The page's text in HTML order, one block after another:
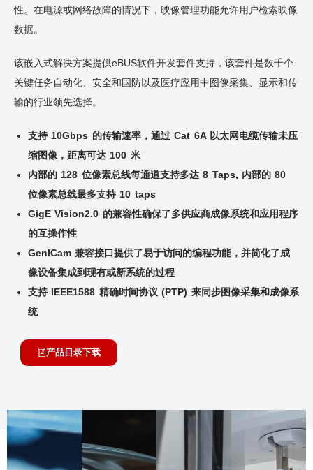
性。在电源或网络故障的情况下，映像管理功能允许用户检索映像
数据。
该嵌入式解决方案提供eBUS软件开发套件支持，该套件是数千个
关键任务自动化、安全和国防以及医疗应用中图像采集、显示和传
输的行业领先选择。
支持 10Gbps 的传输速率，通过 Cat 6A 以太网电缆传输未压
缩图像，距离可达 100 米
内部的 128 位像素总线每通道支持多达 8 Taps, 内部的 80
位像素总线最多支持 10 taps
GigE Vision2.0 的兼容性确保了多供应商成像系统和应用程序
的互操作性
GenlCam 兼容接口提供了易于访问的编程功能，并简化了成
像设备集成到现有或新系统的过程
支持 IEEE1588 精确时间协议 (PTP) 来同步图像采集和成像系
统
产品目录下载